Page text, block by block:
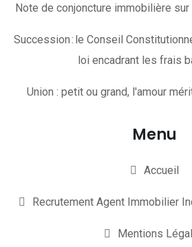
Note de conjoncture immobilière
Succession : le Conseil
loi encadrant les frais
Union : petit ou grand, l'amour
Menu
Accueil
Recrutement Agent Immobilier
Mentions